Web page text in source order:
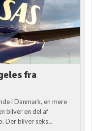
fra
i Danmark, en mere
bliver en del af
Der bliver seks...